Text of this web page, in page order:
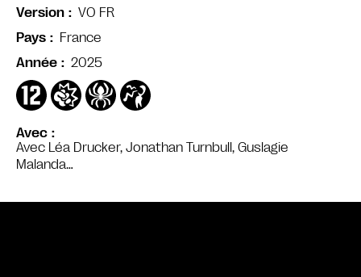
Avec
Avec Léa Drucker, Jonathan Turnbull, Guslagie
Malanda…
Version
VO FR
Pays
France
Année
2025